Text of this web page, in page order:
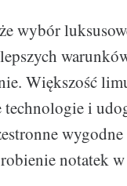
wybór
Większość
technologie i
notatek